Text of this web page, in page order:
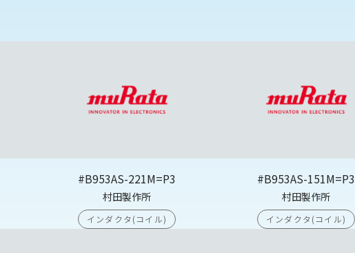
#B953AS-221M=P3
村田製作所
インダクタ(コイル)
#B953AS-151M=P3
村田製作所
インダクタ(コイル)